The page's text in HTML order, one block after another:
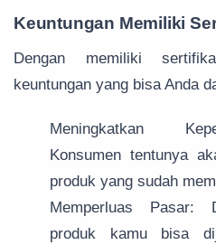
Keuntungan Memiliki
Dengan memiliki
keuntungan yang bisa Anda
Meningkatkan
Konsumen tentunya
produk yang sudah
Memperluas Pasar:
produk kamu bisa